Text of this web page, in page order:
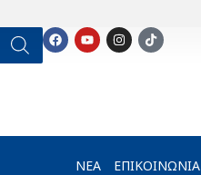
F
a
c
Y
o
u
I
n
s
m
T
i
k
ΝΕΑ ΕΠΙΚΟΙΝΩΝΙΑ